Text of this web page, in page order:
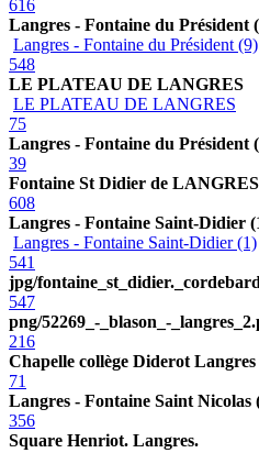
616
Langres - Fontaine du Président
Langres - Fontaine du Président (9)
548
LE PLATEAU DE LANGRES
LE PLATEAU DE LANGRES
75
Langres - Fontaine du Président
39
Fontaine St Didier de
608
Langres - Fontaine Saint-Didier
Langres - Fontaine Saint-Didier (1)
541
jpg/
547
png/52269_-_blason_-
216
Chapelle collège Diderot Langres
71
Langres - Fontaine Saint Nicolas
356
Square Henriot. Langres.